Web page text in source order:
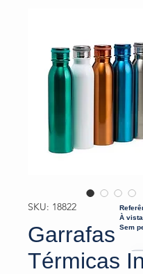
SKU: 18822
Garrafas
Térmicas
À vista
Sem